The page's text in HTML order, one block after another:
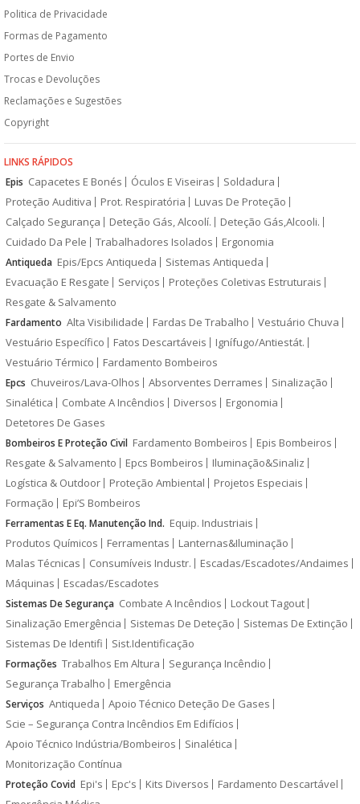
Politica de Privacidade
Formas de Pagamento
Portes de Envio
Trocas e Devoluções
Reclamações e Sugestões
Copyright
LINKS RÁPIDOS
Epis Capacetes E Bonés Óculos E Viseiras
Soldadura
Proteção Auditiva
Prot. Respiratória
Luvas De Proteção
Calçado Segurança
Deteção Gás, Alcoolí.
Deteção Gás,Alcooli.
Cuidado Da Pele
Trabalhadores Isolados Ergonomia
Antiqueda Epis/Epcs Antiqueda
Sistemas Antiqueda
Evacuação E Resgate
Serviços
Proteções Coletivas Estruturais
Resgate & Salvamento
Fardamento Alta Visibilidade Fardas De Trabalho
Vestuário Chuva
Vestuário Específico
Fatos Descartáveis
Ignífugo/Antiestát.
Vestuário Térmico
Fardamento Bombeiros
Epcs Chuveiros/Lava-Olhos Absorventes Derrames
Sinalização
Sinalética
Combate A Incêndios Diversos
Ergonomia
Detetores De Gases
Bombeiros E Proteção Civil Fardamento Bombeiros
Epis Bombeiros
Resgate & Salvamento
Epcs Bombeiros
Iluminação&Sinaliz
Logística & Outdoor
Proteção Ambiental
Projetos Especiais
Formação
Epi’S Bombeiros
Ferramentas E Eq. Manutenção Ind. Equip. Industriais
Produtos Químicos
Ferramentas
Lanternas&Iluminação
Malas Técnicas
Consumíveis Industr.
Escadas/Escadotes/Andaimes
Máquinas
Escadas/Escadotes
Sistemas De Segurança Combate A Incêndios
Lockout Tagout
Sinalização Emergência
Sistemas De Deteção
Sistemas De Extinção
Sistemas De Identifi
Sist.Identificação
Formações Trabalhos Em Altura
Segurança Incêndio
Segurança Trabalho
Emergência
Serviços Antiqueda
Apoio Técnico Deteção De Gases
Scie – Segurança Contra Incêndios Em Edifícios
Apoio Técnico Indústria/Bombeiros
Sinalética
Monitorização Contínua
Proteção Covid Epi's Epc's Kits Diversos
Fardamento Descartável